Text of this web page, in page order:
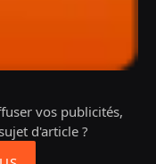
vos publicités,
d'article ?